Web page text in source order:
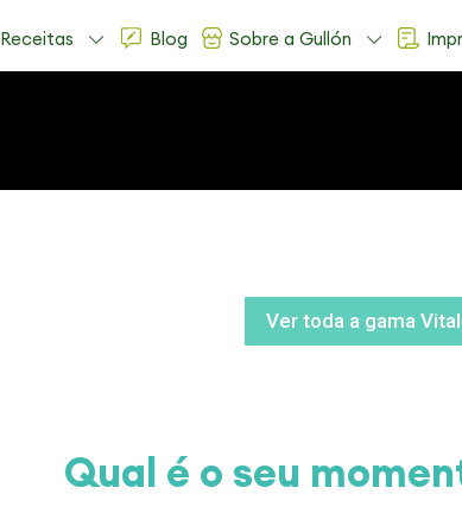
Receitas Blog Sobre a Gullón
Ver toda a gama
Qual é o seu